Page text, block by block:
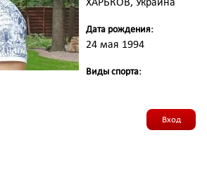
Дата рождения:
24 мая 1994
Виды спорта:
Вход